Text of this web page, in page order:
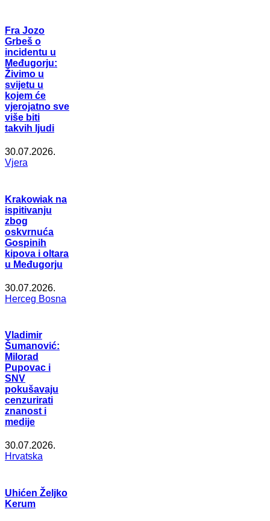
Fra Jozo
Grbeš o
incidentu u
Međugorju:
Živimo u
svijetu u
kojem će
vjerojatno sve
više biti
takvih ljudi
30.07.2026.
Vjera
Krakowiak na
ispitivanju
zbog
oskvrnuća
Gospinih
kipova i oltara
u Međugorju
30.07.2026.
Herceg Bosna
Vladimir
Šumanović:
Milorad
Pupovac i
SNV
pokušavaju
cenzurirati
znanost i
medije
30.07.2026.
Hrvatska
Uhićen Željko
Kerum